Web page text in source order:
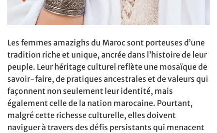
Les femmes amazighs du Maroc sont porteuses d’une
tradition riche et unique, ancrée dans l’histoire de leur
peuple. Leur héritage culturel reflète une mosaïque de
savoir-faire, de pratiques ancestrales et de valeurs qui
façonnent non seulement leur identité, mais
également celle de la nation marocaine. Pourtant,
malgré cette richesse culturelle, elles doivent
naviguer à travers des défis persistants qui menacent